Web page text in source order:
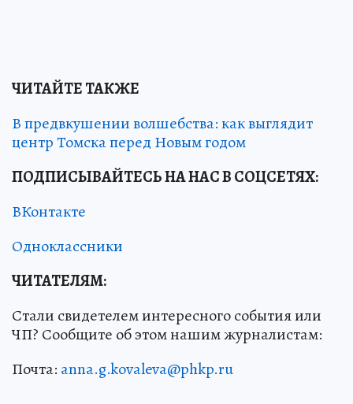
ЧИТАЙТЕ ТАКЖЕ
В предвкушении волшебства: как выглядит
центр Томска перед Новым годом
ПОДПИСЫВАЙТЕСЬ НА НАС В СОЦСЕТЯХ:
ВКонтакте
Одноклассники
ЧИТАТЕЛЯМ:
Стали свидетелем интересного события или
ЧП? Сообщите об этом нашим журналистам:
Почта: anna.g.kovaleva@phkp.ru